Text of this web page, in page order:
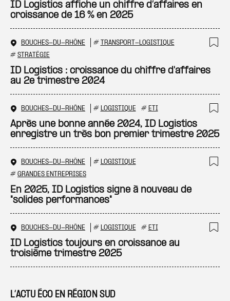
L’ACTU ÉCO EN RÉGION SUD
ID Logistics affiche un chiffre d’affaires en
croissance de 16 % en 2025
BOUCHES-DU-RHÔNE # TRANSPORT-LOGISTIQUE
# STRATÉGIE
ID Logistics : croissance du chiffre d'affaires
au 2e trimestre 2024
BOUCHES-DU-RHÔNE # LOGISTIQUE # ETI
Après une bonne année 2024, ID Logistics
enregistre un très bon premier trimestre 2025
BOUCHES-DU-RHÔNE # LOGISTIQUE
# GRANDES ENTREPRISES
En 2025, ID Logistics signe à nouveau de
"solides performances"
BOUCHES-DU-RHÔNE # LOGISTIQUE # ETI
ID Logistics toujours en croissance au
troisième trimestre 2025